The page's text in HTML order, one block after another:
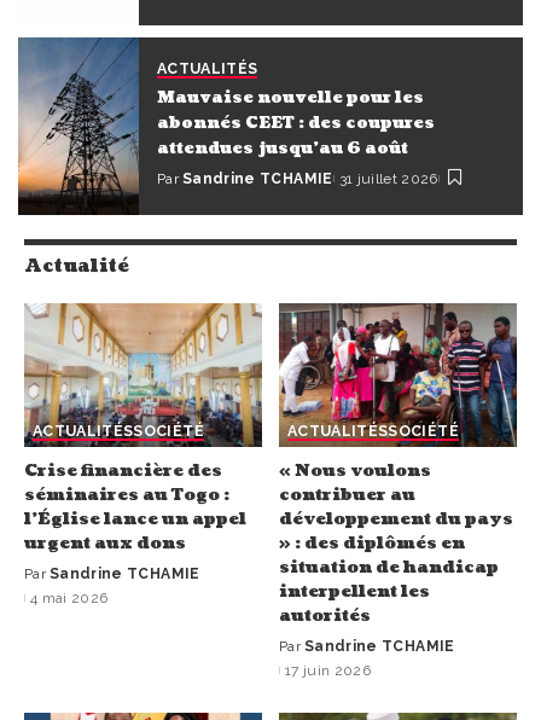
ACTUALITÉS
Mauvaise nouvelle pour les
abonnés CEET : des coupures
attendues jusqu’au 6 août
Par Sandrine TCHAMIE 31 juillet 2026
Actualité
ACTUALITÉSSOCIÉTÉ
Crise financière des
séminaires au Togo :
l’Église lance un appel
urgent aux dons
Par Sandrine TCHAMIE
4 mai 2026
ACTUALITÉSSOCIÉTÉ
« Nous voulons
contribuer au
développement du pays
» : des diplômés en
situation de handicap
interpellent les
autorités
Par Sandrine TCHAMIE
17 juin 2026